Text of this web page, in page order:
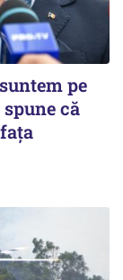
pe
că